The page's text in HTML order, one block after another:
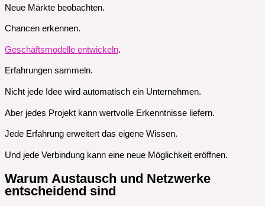
Neue Märkte beobachten.
Chancen erkennen.
Geschäftsmodelle entwickeln.
Erfahrungen sammeln.
Nicht jede Idee wird automatisch ein Unternehmen.
Aber jedes Projekt kann wertvolle Erkenntnisse liefern.
Jede Erfahrung erweitert das eigene Wissen.
Und jede Verbindung kann eine neue Möglichkeit eröffnen.
Warum Austausch und Netzwerke
entscheidend sind